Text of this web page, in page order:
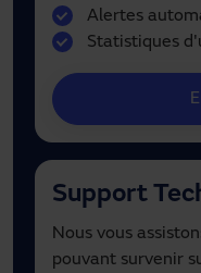
Alertes
Statistiques
Support
Nous vous
pouvant survenir